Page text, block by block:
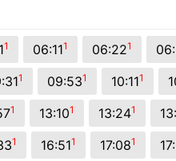
1 06:111 06:221
1 09:531 10:111
1 13:101 13:241
1 16:511 17:081